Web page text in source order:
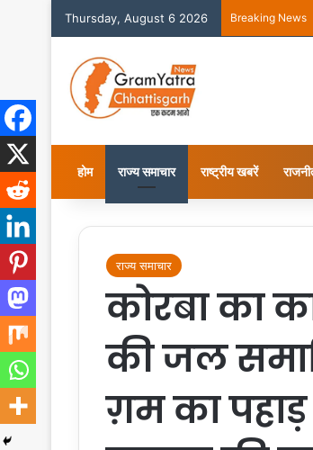
Thursday, August 6 2026 Breaking News
होम राज्य समाचार राष्ट्रीय खबरें
राज्य समाचार
कोरबा का
की जल
ग़म का पहाड़